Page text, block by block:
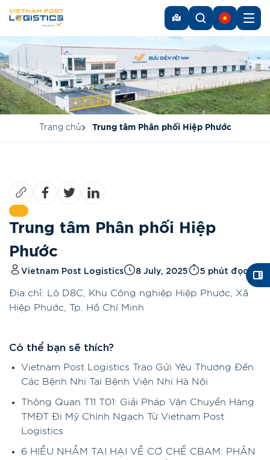
Trang chủ Trung tâm Phân phối Hiệp Phước
Trung tâm Phân phối Hiệp
Phước
Vietnam Post Logistics 8 July, 2025 5 phút đọc
Địa chỉ: Lô D8C, Khu Công nghiệp Hiệp Phước, Xã
Hiệp Phước, Tp. Hồ Chí Minh
Có thể bạn sẽ thích?
Vietnam Post Logistics Trao Gửi Yêu Thương Đến
Các Bệnh Nhi Tại Bệnh Viện Nhi Hà Nội
Thông Quan T11 T01: Giải Pháp Vận Chuyển Hàng
TMĐT Đi Mỹ Chính Ngạch Từ Vietnam Post
Logistics
6 HIỂU NHẦM TAI HẠI VỀ CƠ CHẾ CBAM: PHÂN